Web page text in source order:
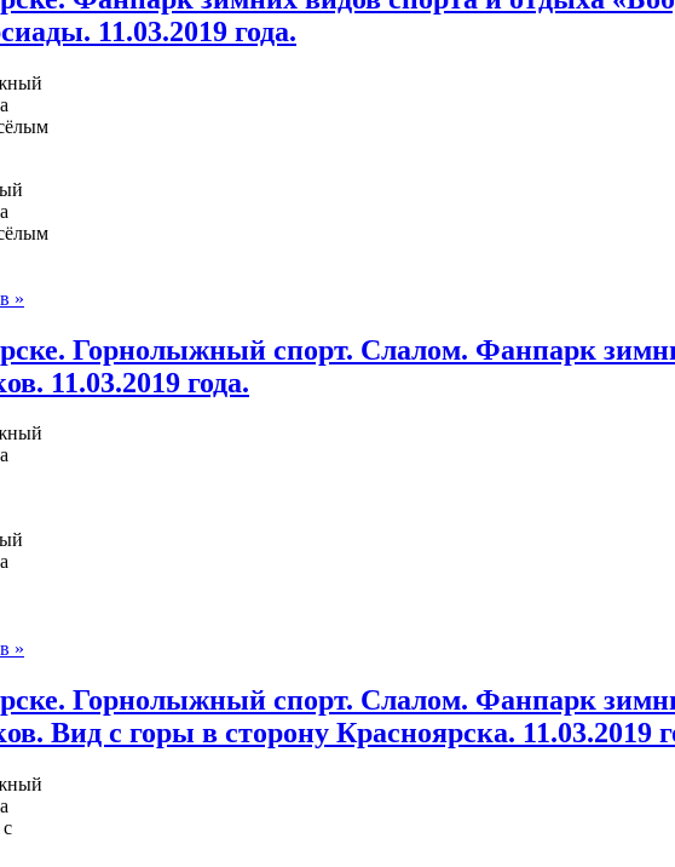
11.03.2019 года.
»
Горнолыжный спорт. Слалом. Фанпарк
11.03.2019 года.
»
Горнолыжный спорт. Слалом. Фанпарк
Вид с горы в сторону Красноярска. 11.03.2019